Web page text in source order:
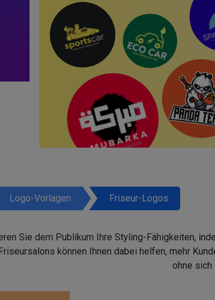
Logo-Vorlagen Friseur-Logos
Sie dem Publikum Ihre Styling-Fähigkeiten,
können Ihnen dabei helfen, mehr
ohne sich